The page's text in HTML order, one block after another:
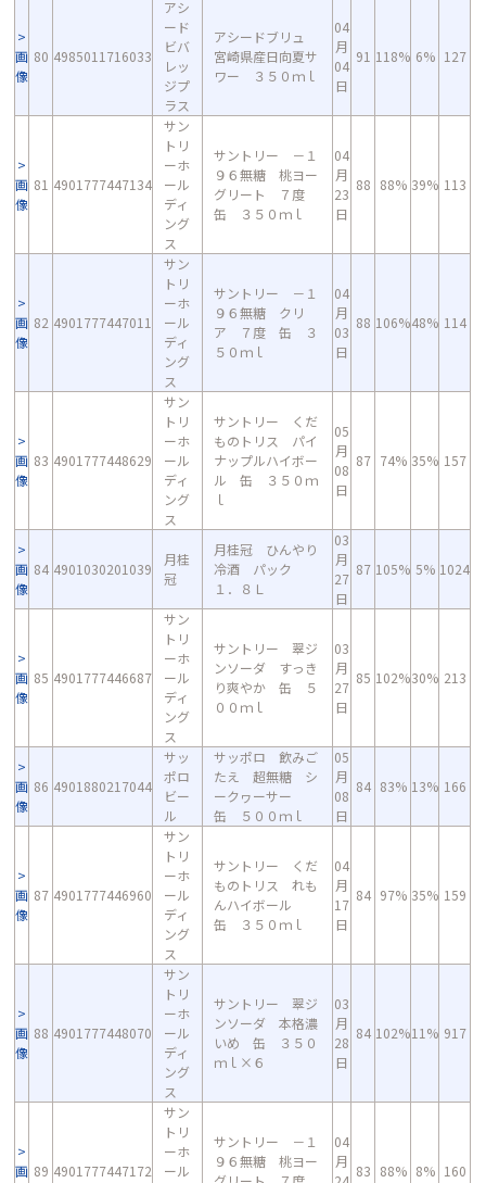
画
像
80 4985011716033
アシ
ード
ビバ
レッ
ジプ
ラス
アシードブリュ
宮崎県産日向夏サ
ワー ３５０ｍｌ
04
月
04
日
91 118% 6% 127
画
像
81 4901777447134
サン
トリ
ーホ
ール
ディ
ング
ス
サントリー －１
９６無糖 桃ヨー
グリート ７度
缶 ３５０ｍｌ
04
月
23
日
88 88% 39% 113
画
像
82 4901777447011
サン
トリ
ーホ
ール
ディ
ング
ス
サントリー －１
９６無糖 クリ
ア ７度 缶 ３
５０ｍｌ
04
月
03
日
88 106%48% 114
画
像
83 4901777448629
サン
トリ
ーホ
ール
ディ
ング
ス
サントリー くだ
ものトリス パイ
ナップルハイボー
ル 缶 ３５０ｍ
ｌ
05
月
08
日
87 74% 35% 157
画
像
84 4901030201039
月桂
冠
月桂冠 ひんやり
冷酒 パック
１．８Ｌ
03
月
27
日
87 105% 5% 1024
画
像
85 4901777446687
サン
トリ
ーホ
ール
ディ
ング
ス
サントリー 翠ジ
ンソーダ すっき
り爽やか 缶 ５
００ｍｌ
03
月
27
日
85 102%30% 213
画
像
86 4901880217044
サッ
ポロ
ビー
ル
サッポロ 飲みご
たえ 超無糖 シ
ークヮーサー
缶 ５００ｍｌ
05
月
08
日
84 83% 13% 166
画
像
87 4901777446960
サン
トリ
ーホ
ール
ディ
ング
ス
サントリー くだ
ものトリス れも
んハイボール
缶 ３５０ｍｌ
04
月
17
日
84 97% 35% 159
画
像
88 4901777448070
サン
トリ
ーホ
ール
ディ
ング
ス
サントリー 翠ジ
ンソーダ 本格濃
いめ 缶 ３５０
ｍｌ×６
03
月
28
日
84 102%11% 917
画 89 4901777447172
サン
トリ
ーホ
ール
サントリー －１
９６無糖 桃ヨー
04
月
83 88% 8% 160